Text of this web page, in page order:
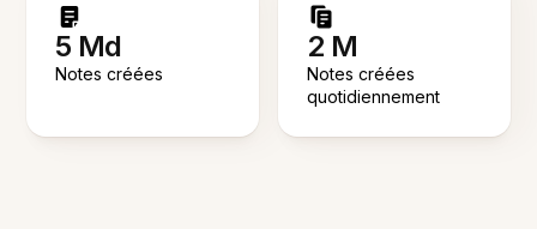
5 Md
Notes créées
2 M
Notes créées
quotidiennement